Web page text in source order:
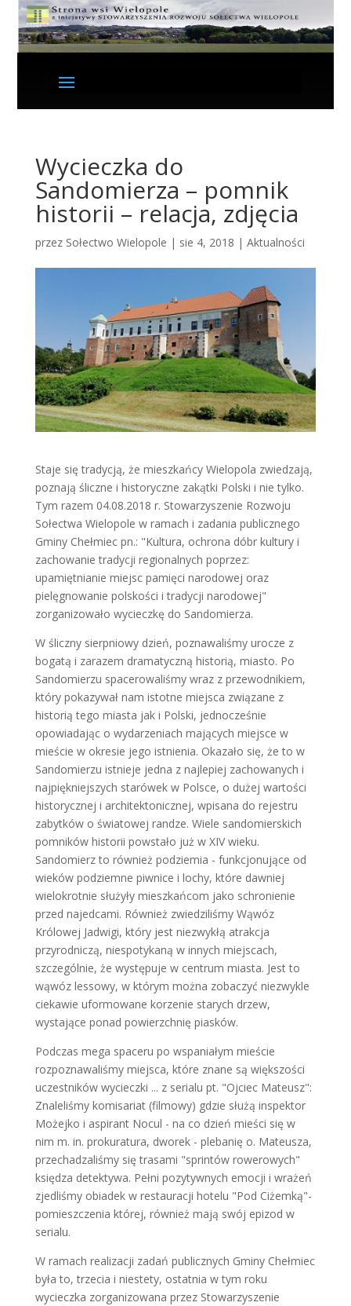
Wycieczka do
Sandomierza – pomnik
historii – relacja, zdjęcia
przez Sołectwo Wielopole | sie 4, 2018 | Aktualności
Staje się tradycją, że mieszkańcy Wielopola zwiedzają,
poznają śliczne i historyczne zakątki Polski i nie tylko.
Tym razem 04.08.2018 r. Stowarzyszenie Rozwoju
Sołectwa Wielopole w ramach i zadania publicznego
Gminy Chełmiec pn.: "Kultura, ochrona dóbr kultury i
zachowanie tradycji regionalnych poprzez:
upamiętnianie miejsc pamięci narodowej oraz
pielęgnowanie polskości i tradycji narodowej"
zorganizowało wycieczkę do Sandomierza.
W śliczny sierpniowy dzień, poznawaliśmy urocze z
bogatą i zarazem dramatyczną historią, miasto. Po
Sandomierzu spacerowaliśmy wraz z przewodnikiem,
który pokazywał nam istotne miejsca związane z
historią tego miasta jak i Polski, jednocześnie
opowiadając o wydarzeniach mających miejsce w
mieście w okresie jego istnienia. Okazało się, że to w
Sandomierzu istnieje jedna z najlepiej zachowanych i
najpiękniejszych starówek w Polsce, o dużej wartości
historycznej i architektonicznej, wpisana do rejestru
zabytków o światowej randze. Wiele sandomierskich
pomników historii powstało już w XIV wieku.
Sandomierz to również podziemia - funkcjonujące od
wieków podziemne piwnice i lochy, które dawniej
wielokrotnie służyły mieszkańcom jako schronienie
przed najedcami. Również zwiedziliśmy Wąwóz
Królowej Jadwigi, który jest niezwykłą atrakcja
przyrodniczą, niespotykaną w innych miejscach,
szczególnie, że występuje w centrum miasta. Jest to
wąwóz lessowy, w którym można zobaczyć niezwykle
ciekawie uformowane korzenie starych drzew,
wystające ponad powierzchnię piasków.
Podczas mega spaceru po wspaniałym mieście
rozpoznawaliśmy miejsca, które znane są większości
uczestników wycieczki ... z serialu pt. "Ojciec Mateusz":
Znaleliśmy komisariat (filmowy) gdzie służą inspektor
Możejko i aspirant Nocul - na co dzień mieści się w
nim m. in. prokuratura, dworek - plebanię o. Mateusza,
przechadzaliśmy się trasami "sprintów rowerowych"
księdza detektywa. Pełni pozytywnych emocji i wrażeń
zjedliśmy obiadek w restauracji hotelu "Pod Ciżemką"-
pomieszczenia której, również mają swój epizod w
serialu.
W ramach realizacji zadań publicznych Gminy Chełmiec
była to, trzecia i niestety, ostatnia w tym roku
wycieczka zorganizowana przez Stowarzyszenie